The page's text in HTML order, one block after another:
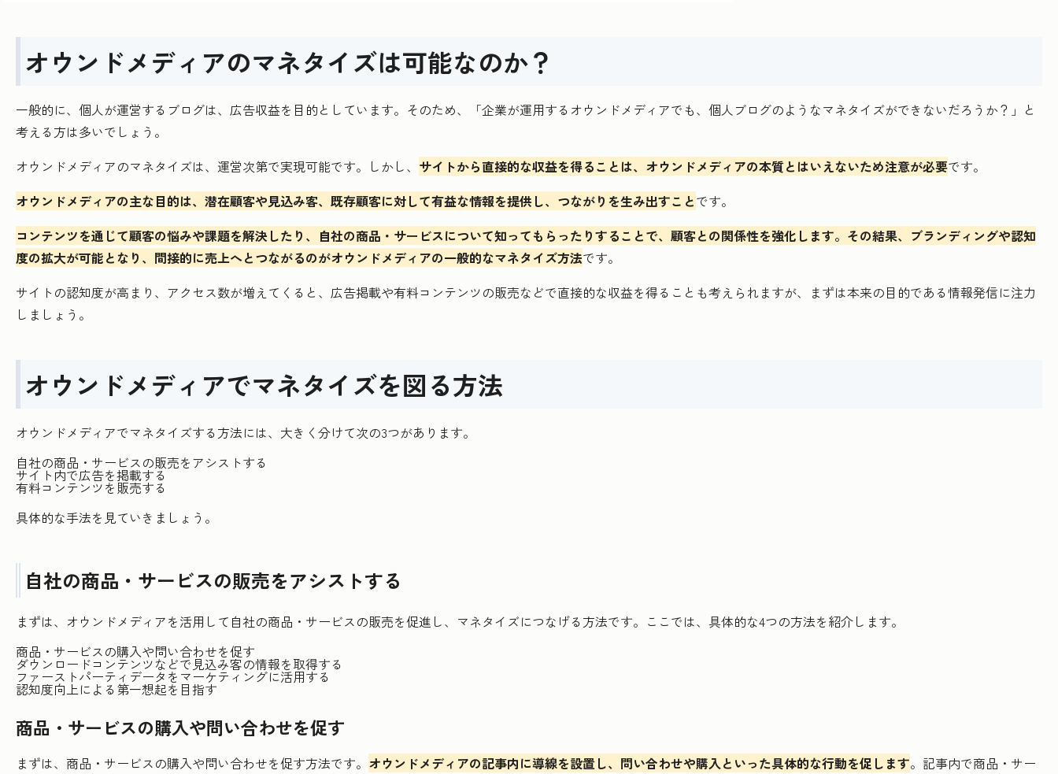
オウンドメディアのマネタイズは可能なのか？
一般的に、個人が運営するブログは、広告収益を目的としています。そのため、「企業が運用するオウンドメディアでも、個人ブログのようなマネタイズができないだろうか？」と
考える方は多いでしょう。
オウンドメディアのマネタイズは、運営次第で実現可能です。しかし、 サイトから直接的な収益を得ることは、オウンドメディアの本質とはいえないため注意が必要です。
オウンドメディアの主な目的は、潜在顧客や見込み客、既存顧客に対して有益な情報を提供し、つながりを生み出すことです。
コンテンツを通じて顧客の悩みや課題を解決したり、自社の商品・サービスについて知ってもらったりすることで、顧客との関係性を強化します。その結果、ブランディングや認知
度の拡大が可能となり、間接的に売上へとつながるのがオウンドメディアの一般的なマネタイズ方法です。
サイトの認知度が高まり、アクセス数が増えてくると、広告掲載や有料コンテンツの販売などで直接的な収益を得ることも考えられますが、まずは本来の目的である情報発信に注力
しましょう。
オウンドメディアでマネタイズを図る方法
オウンドメディアでマネタイズする方法には、大きく分けて次の3つがあります。
自社の商品・サービスの販売をアシストする
サイト内で広告を掲載する
有料コンテンツを販売する
具体的な手法を見ていきましょう。
自社の商品・サービスの販売をアシストする
まずは、オウンドメディアを活用して自社の商品・サービスの販売を促進し、マネタイズにつなげる方法です。ここでは、具体的な4つの方法を紹介します。
商品・サービスの購入や問い合わせを促す
ダウンロードコンテンツなどで見込み客の情報を取得する
ファーストパーティデータをマーケティングに活用する
認知度向上による第一想起を目指す
商品・サービスの購入や問い合わせを促す
まずは、商品・サービスの購入や問い合わせを促す方法です。 オウンドメディアの記事内に導線を設置し、問い合わせや購入といった具体的な行動を促します。記事内で商品・サー